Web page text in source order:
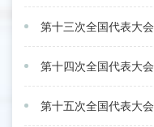
第十三次全国代表大会
第十四次全国代表大会
第十五次全国代表大会